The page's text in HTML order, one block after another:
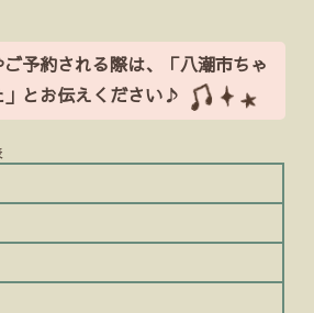
予約される際は、「八潮市ちゃ
」とお伝えください♪